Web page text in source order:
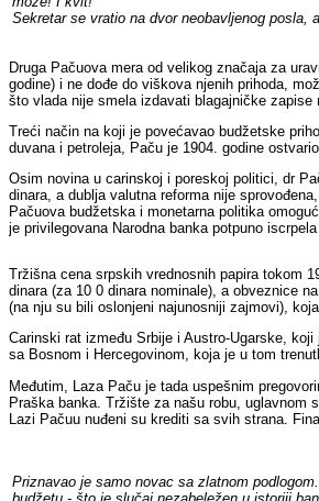
Sekretar se vratio na dvor neobavljenog posla,
Druga Pačuova mera od velikog značaja za
godine) i ne dođe do viškova njenih prihoda,
što vlada nije smela izdavati blagajničke
Treći način na koji je povećavao budžetske
duvana i petroleja, Paču je 1904. godine
Osim novina u carinskoj i poreskoj politici, dr
dinara, a dublja valutna reforma nije
Pačuova budžetska i monetarna politika
je privilegovana Narodna banka potpuno
Tržišna cena srpskih vrednosnih papira tokom
dinara (za 10 0 dinara nominale), a obveznice
(na nju su bili oslonjeni najunosniji zajmovi),
Carinski rat između Srbije i Austro-Ugarske,
sa Bosnom i Hercegovinom, koja je u tom
Međutim, Laza Paču je tada uspešnim
Praška banka. Tržište za našu robu, uglavnom
Lazi Pačuu nuđeni su krediti sa svih strana.
Priznavao je samo novac sa zlatnom